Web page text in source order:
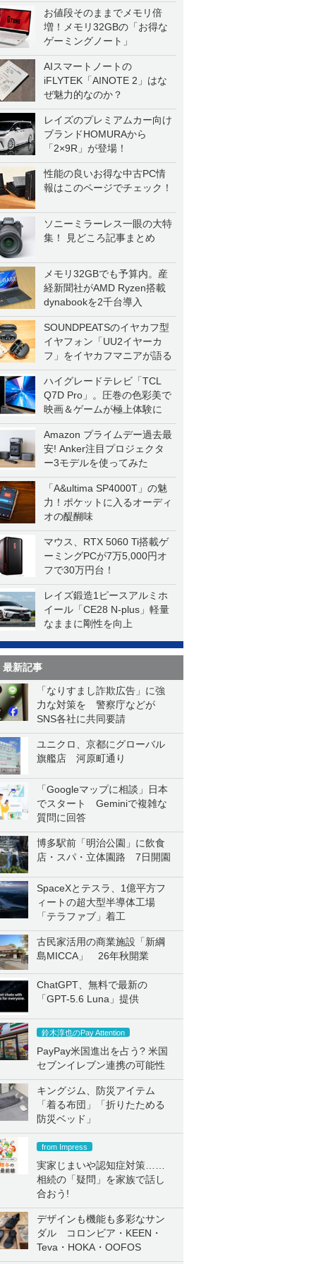
お値段そのままでメモリ倍
増！メモリ32GBの「お得な
ゲーミングノート」
AIスマートノートの
iFLYTEK「AINOTE 2」はな
ぜ魅力的なのか？
レイズのプレミアムカー向け
ブランドHOMURAから
「2×9R」が登場！
性能の良いお得な中古PC情
報はこのページでチェック！
ソニーミラーレス一眼の大特
集！ 見どころ記事まとめ
メモリ32GBでも予算内。産
経新聞社がAMD Ryzen搭載
dynabookを2千台導入
SOUNDPEATSのイヤカフ型
イヤフォン「UU2イヤーカ
フ」をイヤカフマニアが語る
ハイグレードテレビ「TCL
Q7D Pro」。圧巻の色彩美で
映画＆ゲームが極上体験に
Amazon プライムデー過去最
安! Anker注目プロジェクタ
ー3モデルを使ってみた
「A&ultima SP4000T」の魅
力！ポケットに入るオーディ
オの醍醐味
マウス、RTX 5060 Ti搭載ゲ
ーミングPCが7万5,000円オ
フで30万円台！
レイズ鍛造1ピースアルミホ
イール「CE28 N-plus」軽量
なままに剛性を向上
最新記事
「なりすまし詐欺広告」に強
力な対策を 警察庁などが
SNS各社に共同要請
ユニクロ、京都にグローバル
旗艦店 河原町通り
「Googleマップに相談」日本
でスタート Geminiで複雑な
質問に回答
博多駅前「明治公園」に飲食
店・スパ・立体園路 7日開園
SpaceXとテスラ、1億平方フ
ィートの超大型半導体工場
「テラファブ」着工
古民家活用の商業施設「新綱
島MICCA」 26年秋開業
ChatGPT、無料で最新の
「GPT-5.6 Luna」提供
鈴木淳也のPay Attention
PayPay米国進出を占う? 米国
セブンイレブン連携の可能性
キングジム、防災アイテム
「着る布団」「折りたためる
防災ベッド」
from Impress
実家じまいや認知症対策……
相続の「疑問」を家族で話し
合おう!
デザインも機能も多彩なサン
ダル コロンビア・KEEN・
Teva・HOKA・OOFOS